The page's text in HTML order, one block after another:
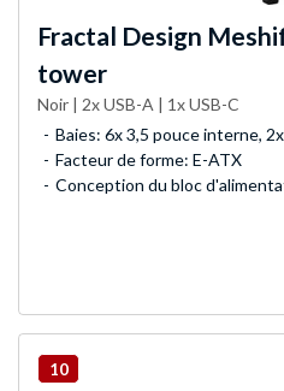
Fractal Design
tower
Noir | 2x USB-A | 1x USB-C
Baies: 6x 3,5 pouce interne,
Facteur de forme: E-ATX
Conception du bloc
10